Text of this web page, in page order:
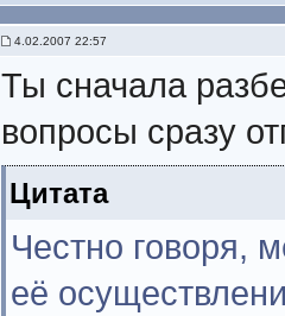
4.02.2007 22:57
Ты сначала
вопросы сразу
Цитата
Честно говоря,
её